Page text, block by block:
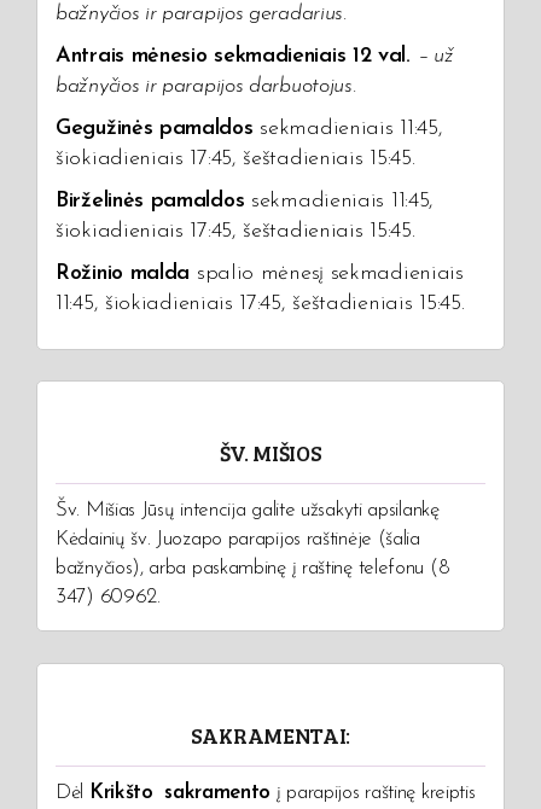
bažnyčios ir parapijos geradarius.
Antrais mėnesio sekmadieniais 12 val. – už
bažnyčios ir parapijos darbuotojus.
Gegužinės pamaldos sekmadieniais 11:45,
šiokiadieniais 17:45, šeštadieniais 15:45.
Birželinės pamaldos sekmadieniais 11:45,
šiokiadieniais 17:45, šeštadieniais 15:45.
Rožinio malda spalio mėnesį sekmadieniais
11:45, šiokiadieniais 17:45, šeštadieniais 15:45.
ŠV. MIŠIOS
Šv. Mišias Jūsų intencija galite užsakyti apsilankę
Kėdainių šv. Juozapo parapijos raštinėje (šalia
bažnyčios), arba paskambinę į raštinę telefonu (8
347) 60962.
SAKRAMENTAI:
Dėl Krikšto sakramento į parapijos raštinę kreiptis